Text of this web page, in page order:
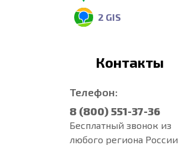
2 GIS
Контакты
Телефон:
8 (800) 551-37-36
Бесплатный звонок из
любого региона России